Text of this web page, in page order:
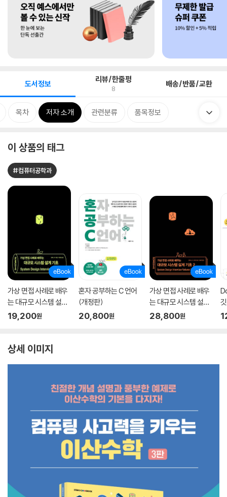
도서정보 리뷰/한줄평
8 배송/반품/교환
목차 저자 소개 관련분류 품목정보
이 상품의 태그
#컴퓨터공학과
가상 면접 사례로 배우
는 대규모 시스템 설계
기초
19,200원
혼자 공부하는 C 언어
(개정판)
20,800원
가상 면접 사례로 배우
는 대규모 시스템 설계
기초 2
28,800원
상세 이미지